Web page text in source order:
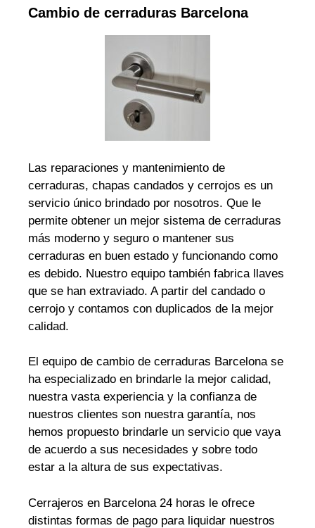
Cambio de cerraduras Barcelona
Las reparaciones y mantenimiento de
cerraduras, chapas candados y cerrojos es un
servicio único brindado por nosotros. Que le
permite obtener un mejor sistema de cerraduras
más moderno y seguro o mantener sus
cerraduras en buen estado y funcionando como
es debido. Nuestro equipo también fabrica llaves
que se han extraviado. A partir del candado o
cerrojo y contamos con duplicados de la mejor
calidad.
El equipo de cambio de cerraduras Barcelona se
ha especializado en brindarle la mejor calidad,
nuestra vasta experiencia y la confianza de
nuestros clientes son nuestra garantía, nos
hemos propuesto brindarle un servicio que vaya
de acuerdo a sus necesidades y sobre todo
estar a la altura de sus expectativas.
Cerrajeros en Barcelona 24 horas le ofrece
distintas formas de pago para liquidar nuestros